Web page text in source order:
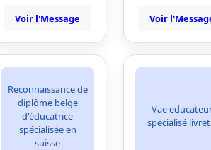
Voir l'Message Voir
Reconnaissance de
diplôme belge
d'éducatrice
spécialisée en
suisse
Vae
specialisé